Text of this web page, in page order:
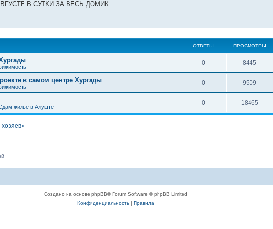
В СУТКИ ЗА ВЕСЬ ДОМИК.
ОТВЕТЫ ПРОСМОТРЫ
0 8445
в самом центре Хургады 0 9509
жилье в Алуште
0 18465
Создано на основе phpBB® Forum Software © phpBB Limited
Конфиденциальность| Правила